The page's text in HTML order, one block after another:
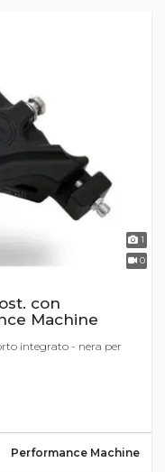
1
0
con
Machine
integrato - nera per
Performance Machine